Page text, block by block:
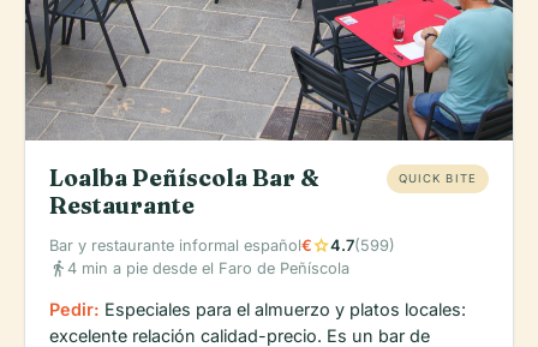
Loalba Peñíscola Bar &
Restaurante
QUICK BITE
Bar y restaurante informal español€star4.7(599)
directions_walk 4 min a pie desde el Faro de Peñíscola
Pedir: Especiales para el almuerzo y platos locales:
excelente relación calidad-precio. Es un bar de